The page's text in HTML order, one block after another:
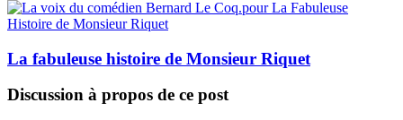
La fabuleuse histoire de Monsieur Riquet
Discussion à propos de ce post